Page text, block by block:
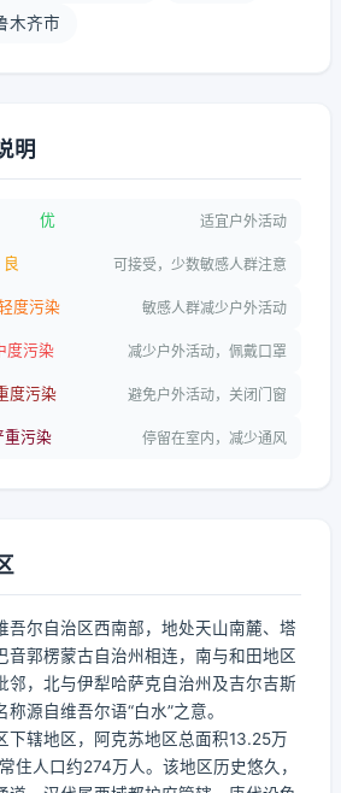
木齐市
明
优 适宜户外活动
良 可接受，少数敏感人群注意
度污染 敏感人群减少户外活动
度污染 减少户外活动，佩戴口罩
度污染 避免户外活动，关闭门窗
重污染 停留在室内，减少通风
吾尔自治区西南部，地处天山南麓、塔
音郭楞蒙古自治州相连，南与和田地区
邻，北与伊犁哈萨克自治州及吉尔吉斯
源自维吾尔语“白水”之意。
下辖地区，阿克苏地区总面积13.25万
住人口约274万人。该地区历史悠久，